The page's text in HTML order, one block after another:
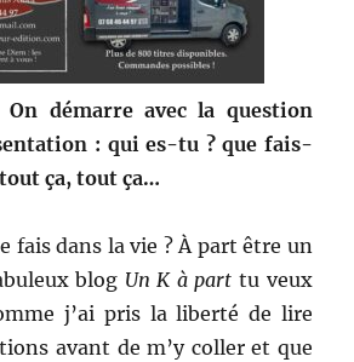
démarre avec la question
: qui es-tu ? que fais-
ça, tout ça…
fais dans la vie ? À part être un
blog Un K à part tu veux
j’ai pris la liberté de lire
avant de m’y coller et que